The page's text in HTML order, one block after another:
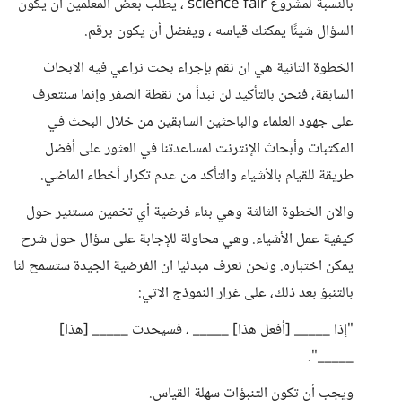
السؤال شيئًا يمكنك قياسه ، ويفضل أن يكون برقم.
الخطوة الثانية هي ان نقم بإجراء بحث نراعي فيه الابحاث
السابقة، فنحن بالتأكيد لن نبدأ من نقطة الصفر وإنما سنتعرف
على جهود العلماء والباحثين السابقين من خلال البحث في
المكتبات وأبحاث الإنترنت لمساعدتنا في العثور على أفضل
طريقة للقيام بالأشياء والتأكد من عدم تكرار أخطاء الماضي.
والان الخطوة الثالثة وهي بناء فرضية أي تخمين مستنير حول
كيفية عمل الأشياء. وهي محاولة للإجابة على سؤال حول شرح
يمكن اختباره. ونحن نعرف مبدئيا ان الفرضية الجيدة ستسمح لنا
بالتنبؤ بعد ذلك، على غرار النموذج الاتي:
"إذا _____ [أفعل هذا] _____ ، فسيحدث _____ [هذا]
_____".
ويجب أن تكون التنبؤات سهلة القياس.